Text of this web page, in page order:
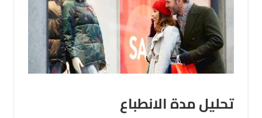
تحليل مدة الانطباع